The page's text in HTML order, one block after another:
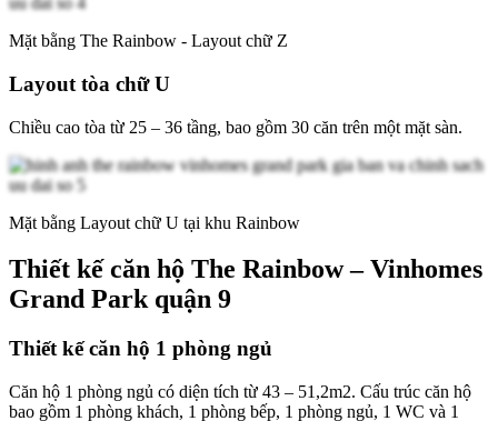
Mặt bằng The Rainbow - Layout chữ Z
Layout tòa chữ U
Chiều cao tòa từ 25 – 36 tầng, bao gồm 30 căn trên một mặt sàn.
Mặt bằng Layout chữ U tại khu Rainbow
Thiết kế căn hộ The Rainbow – Vinhomes
Grand Park quận 9
Thiết kế căn hộ 1 phòng ngủ
Căn hộ 1 phòng ngủ có diện tích từ 43 – 51,2m2. Cấu trúc căn hộ
bao gồm 1 phòng khách, 1 phòng bếp, 1 phòng ngủ, 1 WC và 1